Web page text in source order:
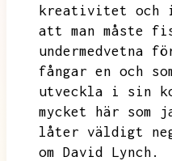
kreativitet och
att man måste
undermedvetna
fångar en och
utveckla i sin
mycket här som
låter väldigt
om David Lynch.